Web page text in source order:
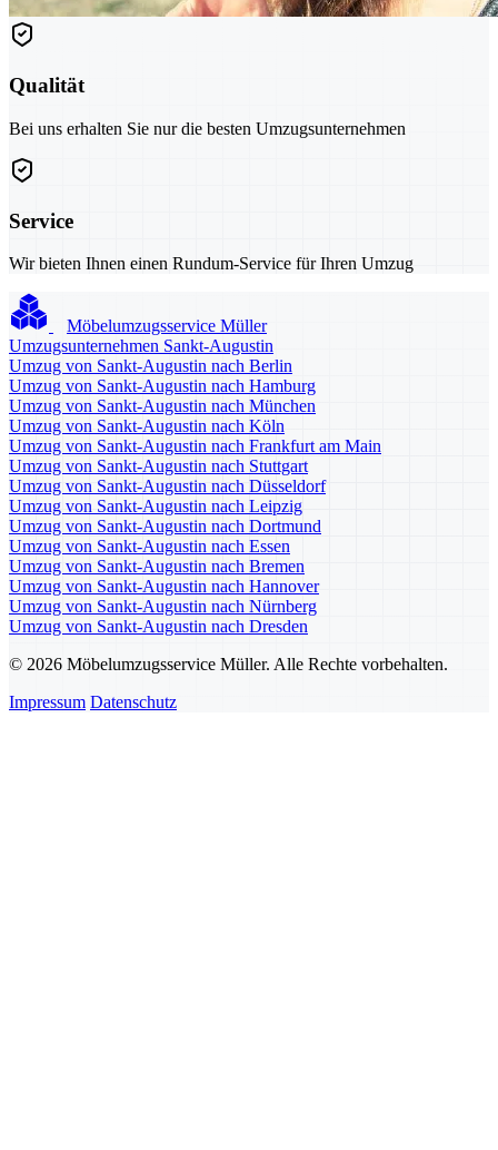
Qualität
Bei uns erhalten Sie nur die besten Umzugsunternehmen
Service
Wir bieten Ihnen einen Rundum-Service für Ihren Umzug
Möbelumzugsservice Müller
Umzugsunternehmen Sankt-Augustin
Umzug von Sankt-Augustin nach Berlin
Umzug von Sankt-Augustin nach Hamburg
Umzug von Sankt-Augustin nach München
Umzug von Sankt-Augustin nach Köln
Umzug von Sankt-Augustin nach Frankfurt am Main
Umzug von Sankt-Augustin nach Stuttgart
Umzug von Sankt-Augustin nach Düsseldorf
Umzug von Sankt-Augustin nach Leipzig
Umzug von Sankt-Augustin nach Dortmund
Umzug von Sankt-Augustin nach Essen
Umzug von Sankt-Augustin nach Bremen
Umzug von Sankt-Augustin nach Hannover
Umzug von Sankt-Augustin nach Nürnberg
Umzug von Sankt-Augustin nach Dresden
© 2026 Möbelumzugsservice Müller. Alle Rechte vorbehalten.
Impressum Datenschutz